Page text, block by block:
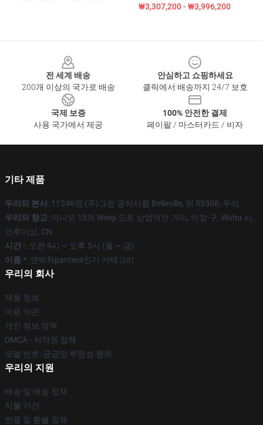
₩3,307,200 - ₩3,996,200
전 세계 배송
200개 이상의 국가로 배송
안심하고 쇼핑하세요
클릭에서 배송까지 24/7 보호
국제 보증
사용 국가에서 제공
100% 안전한 결제
페이팔 / 마스터카드 / 비자
기타 제품
우리의 본사: 11246명 (주)그린 공지사항 Belleville, 위 53508, 우리
우리의 창고: 아니오 15의 Weiqi 도로 상업적인 거리, 이장 구, Wuhu 시,
안후이성, CN
시간 :: 오전 9시 ~ 오후 5시 (월 ~ 금)
이름 *: 연락처pantera인기 카테고리
우리의 회사
제품 정보
이용 약관
개인 정보 정책
DMCA - 저작권 정책
모델 번호: 공급망 투명성 행위
우리의 지원
배송 및 배송 정책
지불 기간
반품 및 환불 정책